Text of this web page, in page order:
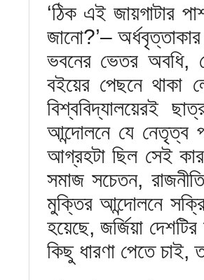
‘ঠিক এই জায়গাটার
জানো?’–
ভবনের ভেতর অবধি,
বইয়ের পেছনে
বিশ্ববিদ্যালয়েরই
আন্দোলনে যে নেতৃত্ব
আগ্রহটা ছিল সেই
সমাজ সচেতন,
মুক্তির আন্দোলনে
হয়েছে, জর্জিয়া
কিছু ধারণা পেতে চাই,